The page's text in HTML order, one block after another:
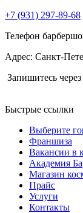
+7 (931) 297-89-68
Телефон
Адрес: Санкт-
Запишитесь
Быстрые ссылки
Выберите
Франшиза
Вакансии в
Академия
Магазин
Прайс
Услуги
Контакты